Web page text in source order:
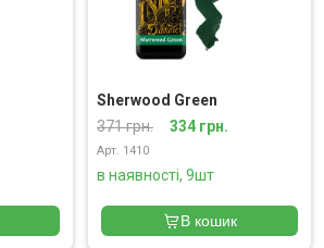
Sherwood Green
371 грн.
334 грн.
Арт. 1410
в наявності, 9шт
В кошик